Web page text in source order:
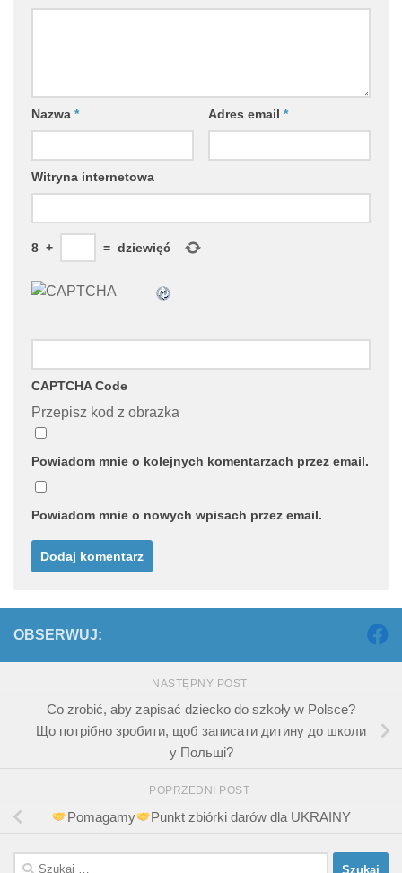
Nazwa * Adres email *
Witryna internetowa
8 + = dziewięć
CAPTCHA Code
Przepisz kod z obrazka
Powiadom mnie o kolejnych komentarzach przez email.
Powiadom mnie o nowych wpisach przez email.
OBSERWUJ:
NASTĘPNY POST
Co zrobić, aby zapisać dziecko do szkoły w Polsce?
Що потрібно зробити, щоб записати дитину до школи
у Польщі?
POPRZEDNI POST
Pomagamy Punkt zbiórki darów dla UKRAINY
Szukaj: